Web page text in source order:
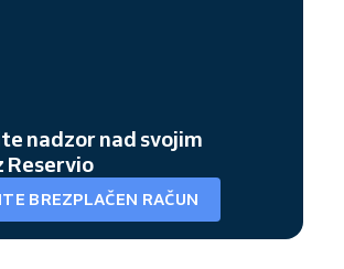
nadzor nad svojim
Reservio
BREZPLAČEN RAČUN